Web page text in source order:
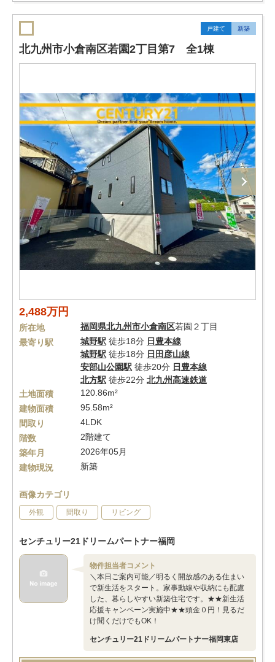
戸建て 新築
北九州市小倉南区若園2丁目第7 全1棟
2,488万円
所在地 福岡県北九州市小倉南区若園２丁目
最寄り駅
城野駅 徒歩18分 日豊本線
城野駅 徒歩18分 日田彦山線
安部山公園駅 徒歩20分 日豊本線
北方駅 徒歩22分 北九州高速鉄道
土地面積
120.86m²
建物面積
95.58m²
間取り
4LDK
階数
2階建て
築年月
2026年05月
建物現況
新築
画像カテゴリ
外観 間取り リビング
センチュリー21ドリームパートナー福岡
物件担当者コメント
＼本日ご案内可能／明るく開放感のある住まい
で新生活をスタート。家事動線や収納にも配慮
した、暮らしやすい新築住宅です。★★新生活
応援キャンペーン実施中★★頭金０円！見るだ
け聞くだけでもOK！
センチュリー21ドリームパートナー福岡東店